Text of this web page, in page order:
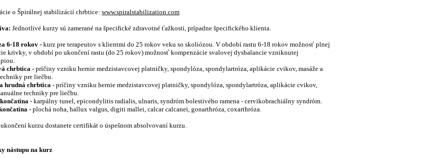
o Špirálnej stabilizácií chrbtice: www.spiralstabilization.com
Jednotlivé kurzy sú zamerané na špecifické zdravotné ťažkosti, prípadne špecifického klienta.
6-18 rokov -kurz pre terapeutov s klientmi do 25 rokov veku so skoliózou. V období rastu 6-18 rokov možnosť plnej
krivky, v období po ukončení rastu (do 25 rokov) možnosť kompenzácie svalovej dysbalancie vzniknutej
chrbtica -príčiny vzniku hernie medzistavcovej platničky, spondylóza, spondylartróza, aplikácie cvikov, masáže a
pre liečbu.
hrudná chrbtica- príčiny vzniku hernie medzistavcovej platničky, spondylóza, spondylartróza, aplikácie cvikov,
techniky pre liečbu.
- karpálny tunel, epicondylitis radialis, ulnaris, syndróm bolestivého ramena - cervikobrachiálny syndróm.
-plochá noha, hallux valgus, digiti mallei, calcar calcanei, gonarthróza, coxarthróza.
kurzu dostanete certifikát o úspešnom absolvovaní kurzu.
nástupu na kurz